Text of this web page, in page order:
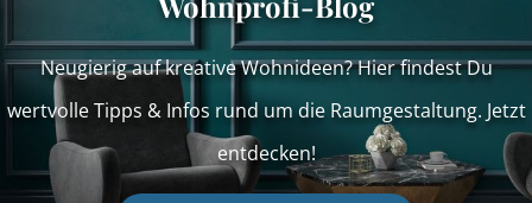
Neugierig auf kreative Wohnideen? Hier findest Du
wertvolle Tipps & Infos rund um die Raumgestaltung. Jetzt
entdecken!